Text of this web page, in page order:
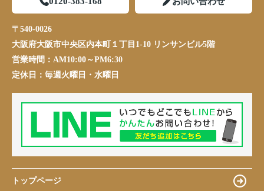
〒540-0026
大阪府大阪市中央区内本町１丁目1-10 リンサンビル5階
営業時間： AM10:00～PM6:30
定休日： 毎週火曜日・水曜日
トップページ